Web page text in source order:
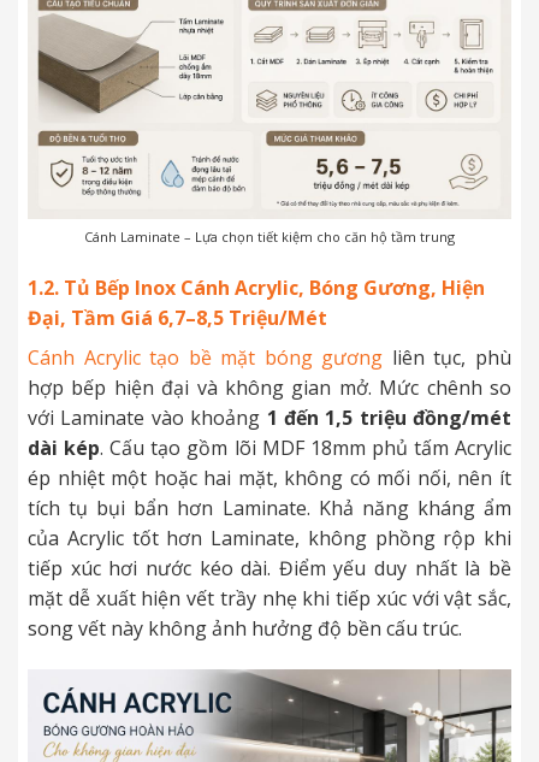
Cánh Laminate – Lựa chọn tiết kiệm cho căn hộ tầm trung
1.2. Tủ Bếp Inox Cánh Acrylic, Bóng Gương, Hiện
Đại, Tầm Giá 6,7–8,5 Triệu/Mét
Cánh Acrylic tạo bề mặt bóng gương liên tục, phù
hợp bếp hiện đại và không gian mở. Mức chênh so
với Laminate vào khoảng 1 đến 1,5 triệu đồng/mét
dài kép. Cấu tạo gồm lõi MDF 18mm phủ tấm Acrylic
ép nhiệt một hoặc hai mặt, không có mối nối, nên ít
tích tụ bụi bẩn hơn Laminate. Khả năng kháng ẩm
của Acrylic tốt hơn Laminate, không phồng rộp khi
tiếp xúc hơi nước kéo dài. Điểm yếu duy nhất là bề
mặt dễ xuất hiện vết trầy nhẹ khi tiếp xúc với vật sắc,
song vết này không ảnh hưởng độ bền cấu trúc.